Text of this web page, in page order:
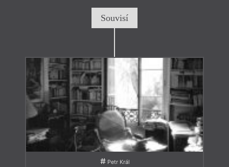
Souvisí
Petr Král